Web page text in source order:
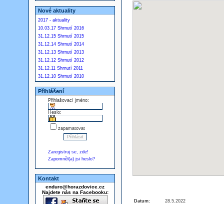
Nové aktuality
2017 - aktuality
10.03.17 Shrnutí 2016
31.12.15 Shrnutí 2015
31.12.14 Shrnutí 2014
31.12.13 Shrnutí 2013
31.12.12 Shrnutí 2012
31.12.11 Shrnutí 2011
31.12.10 Shrnutí 2010
Přihlášení
Přihlašovací jméno:
Heslo:
zapamatovat
Zaregistruj se, zde!
Zapomněl(a) jsi heslo?
Kontakt
enduro@horazdovice.cz
Najdete nás na Facebooku:
Datum:
28.5.2022